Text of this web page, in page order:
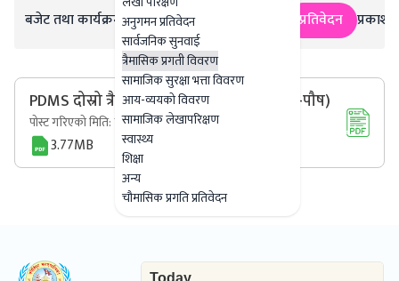
अनुगमन प्रतिवेदन
सार्वजनिक सुनवाई
त्रैमासिक प्रगती विवरण
सामाजिक सुरक्षा भत्ता विवरण
आय-व्ययको विवरण
सामाजिक लेखापरिक्षण
स्वास्थ्य
शिक्षा
अन्य
चौमासिक प्रगति प्रतिवेदन
बजेट तथा कार्यक्रम सार्वजनिक खरिद/बोलपत्र सूचना प्रतिवेदन प्रकाशन
PDMS दोस्रो त्रैमासिक प्रतिवेदन (२०८० कार्तिक-पौष)
पोस्ट गरिएको मिति:कात्तिक ६ गते, २०८१ - २२:२६
3.77MB